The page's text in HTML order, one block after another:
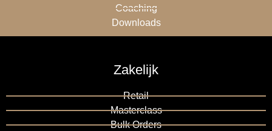
Coaching
Downloads
Zakelijk
Retail
Masterclass
Bulk Orders